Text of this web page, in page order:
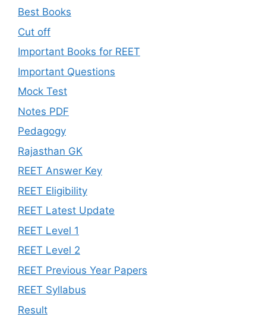
Best Books
Cut off
Important Books for REET
Important Questions
Mock Test
Notes PDF
Pedagogy
Rajasthan GK
REET Answer Key
REET Eligibility
REET Latest Update
REET Level 1
REET Level 2
REET Previous Year Papers
REET Syllabus
Result